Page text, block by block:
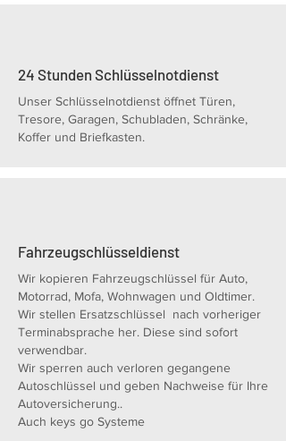
24 Stunden Schlüsselnotdienst
Unser Schlüsselnotdienst öffnet Türen,
Tresore, Garagen, Schubladen, Schränke,
Koffer und Briefkasten.
Fahrzeugschlüsseldienst
Wir kopieren Fahrzeugschlüssel für Auto,
Motorrad, Mofa, Wohnwagen und Oldtimer.
Wir stellen Ersatzschlüssel nach vorheriger
Terminabsprache her. Diese sind sofort
verwendbar.
Wir sperren auch verloren gegangene
Autoschlüssel und geben Nachweise für Ihre
Autoversicherung..
Auch keys go Systeme